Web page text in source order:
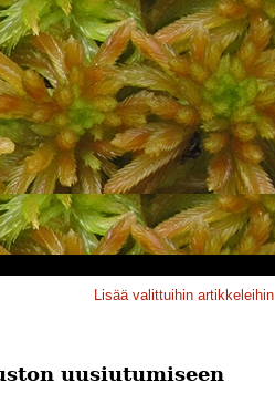
Lisää valittuihin artikkeleihin
uusiutumiseen